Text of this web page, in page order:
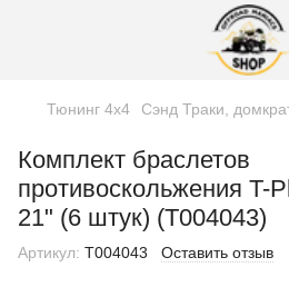
Тюнинг 4х4 Сэнд Траки,
Комплект браслетов
противоскольжения T-
21" (6 штук) (T004043)
Артикул: T004043 Оставить отзыв